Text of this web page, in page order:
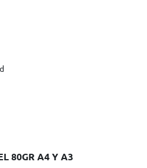
80GR A4 Y A3